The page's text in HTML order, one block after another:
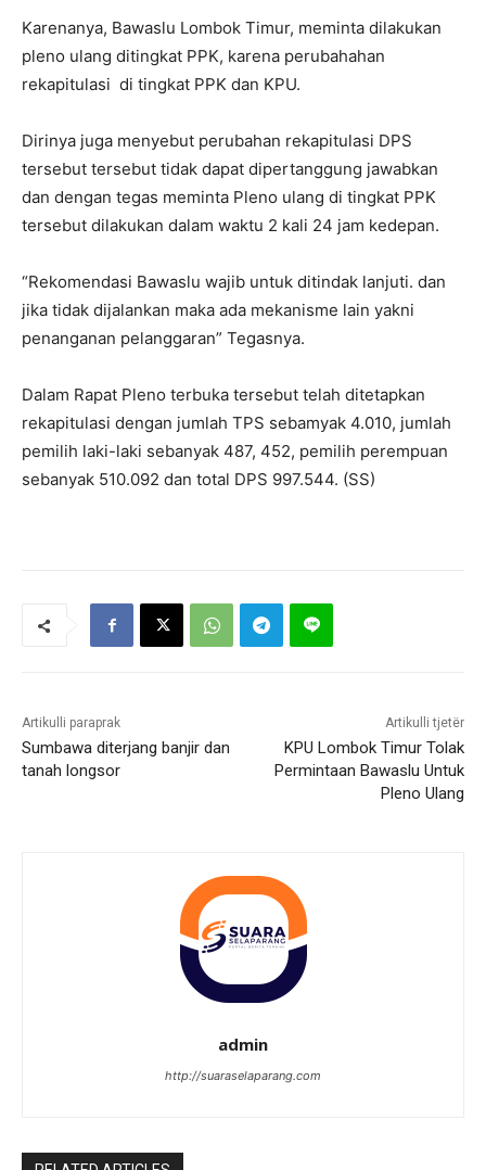
Karenanya, Bawaslu Lombok Timur, meminta dilakukan
pleno ulang ditingkat PPK, karena perubahahan
rekapitulasi di tingkat PPK dan KPU.
Dirinya juga menyebut perubahan rekapitulasi DPS
tersebut tersebut tidak dapat dipertanggung jawabkan
dan dengan tegas meminta Pleno ulang di tingkat PPK
tersebut dilakukan dalam waktu 2 kali 24 jam kedepan.
“Rekomendasi Bawaslu wajib untuk ditindak lanjuti. dan
jika tidak dijalankan maka ada mekanisme lain yakni
penanganan pelanggaran” Tegasnya.
Dalam Rapat Pleno terbuka tersebut telah ditetapkan
rekapitulasi dengan jumlah TPS sebamyak 4.010, jumlah
pemilih laki-laki sebanyak 487, 452, pemilih perempuan
sebanyak 510.092 dan total DPS 997.544. (SS)
Artikulli paraprak
Sumbawa diterjang banjir dan
tanah longsor
Artikulli tjetër
KPU Lombok Timur Tolak
Permintaan Bawaslu Untuk
Pleno Ulang
admin
http://suaraselaparang.com